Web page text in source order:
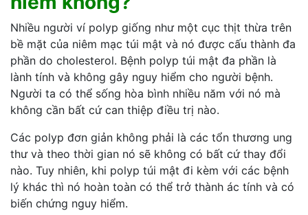
Nhiều người ví polyp giống như một cục thịt thừa trên
bề mặt của niêm mạc túi mật và nó được cấu thành đa
phần do cholesterol. Bệnh polyp túi mật đa phần là
lành tính và không gây nguy hiểm cho người bệnh.
Người ta có thể sống hòa bình nhiều năm với nó mà
không cần bất cứ can thiệp điều trị nào.
Các polyp đơn giản không phải là các tổn thương ung
thư và theo thời gian nó sẽ không có bất cứ thay đổi
nào. Tuy nhiên, khi polyp túi mật đi kèm với các bệnh
lý khác thì nó hoàn toàn có thể trở thành ác tính và có
biến chứng nguy hiểm.